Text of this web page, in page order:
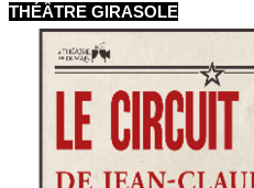
THÉÂTRE GIRASOLE